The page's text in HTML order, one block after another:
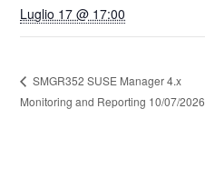
Luglio 17 @ 17:00
SMGR352 SUSE Manager 4.x
Monitoring and Reporting 10/07/2026